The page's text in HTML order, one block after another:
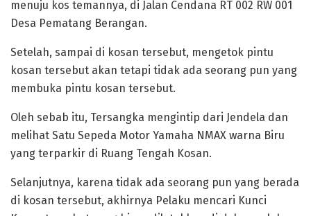
menuju kos temannya, di Jalan Cendana RT 002 RW 001
Desa Pematang Berangan.
Setelah, sampai di kosan tersebut, mengetok pintu
kosan tersebut akan tetapi tidak ada seorang pun yang
membuka pintu kosan tersebut.
Oleh sebab itu, Tersangka mengintip dari Jendela dan
melihat Satu Sepeda Motor Yamaha NMAX warna Biru
yang terparkir di Ruang Tengah Kosan.
Selanjutnya, karena tidak ada seorang pun yang berada
di kosan tersebut, akhirnya Pelaku mencari Kunci